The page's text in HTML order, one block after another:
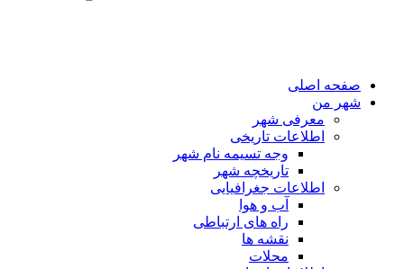
صفحه اصلی
شهر من
معرفی شهر
اطلاعات تاریخی
وجه تسیمه نام شهر
تاریخچه شهر
اطلاعات جغرافیایی
آب و هوا
راه های ارتباطی
نقشه ها
محلات